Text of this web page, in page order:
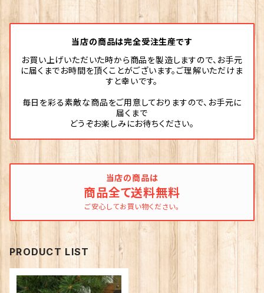
当店の商品は完全受注生産です
お買い上げいただいた時から商品を製造しますので、お手元
に届くまでお時間を頂くことがございます。ご理解いただけま
すと幸いです。
毎日を彩る素敵な商品をご用意しておりますので、お手元に
届くまで
どうぞお楽しみにお待ちください。
当店の商品は
商品全て送料無料
ご安心してお買い物ください。
PRODUCT LIST